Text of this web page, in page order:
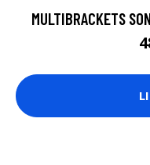
MULTIBRACKETS